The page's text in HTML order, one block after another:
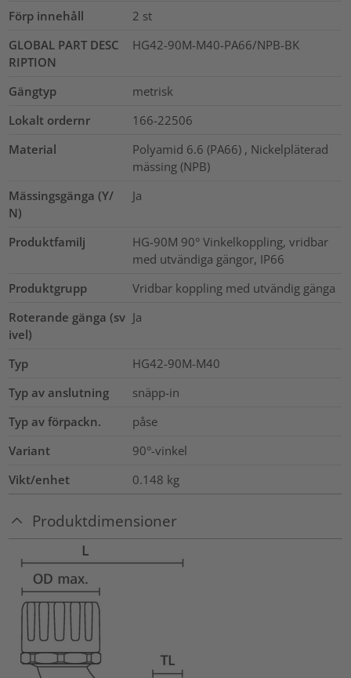
Förp innehåll
2 st
GLOBAL PART DESC
RIPTION
HG42-90M-M40-PA66/NPB-BK
Gängtyp
metrisk
Lokalt ordernr
166-22506
Material
Polyamid 6.6 (PA66) , Nickelpläterad
mässing (NPB)
Mässingsgänga (Y/
N)
Ja
Produktfamilj
HG-90M 90° Vinkelkoppling, vridbar
med utvändiga gängor, IP66
Produktgrupp
Vridbar koppling med utvändig gänga
Roterande gänga (sv
ivel)
Ja
Typ
HG42-90M-M40
Typ av anslutning
snäpp-in
Typ av förpackn.
påse
Variant
90°-vinkel
Vikt/enhet
0.148 kg
Produktdimensioner